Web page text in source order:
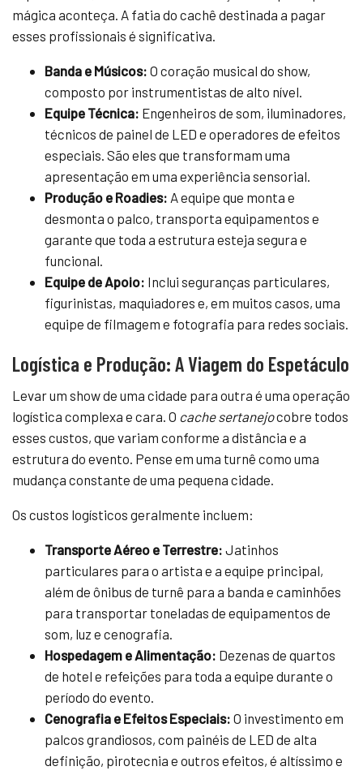
mágica aconteça. A fatia do cachê destinada a pagar
esses profissionais é significativa.
Banda e Músicos: O coração musical do show,
composto por instrumentistas de alto nível.
Equipe Técnica: Engenheiros de som, iluminadores,
técnicos de painel de LED e operadores de efeitos
especiais. São eles que transformam uma
apresentação em uma experiência sensorial.
Produção e Roadies: A equipe que monta e
desmonta o palco, transporta equipamentos e
garante que toda a estrutura esteja segura e
funcional.
Equipe de Apoio: Inclui seguranças particulares,
figurinistas, maquiadores e, em muitos casos, uma
equipe de filmagem e fotografia para redes sociais.
Logística e Produção: A Viagem do Espetáculo
Levar um show de uma cidade para outra é uma operação
logística complexa e cara. O cache sertanejocobre todos
esses custos, que variam conforme a distância e a
estrutura do evento. Pense em uma turnê como uma
mudança constante de uma pequena cidade.
Os custos logísticos geralmente incluem:
Transporte Aéreo e Terrestre: Jatinhos
particulares para o artista e a equipe principal,
além de ônibus de turnê para a banda e caminhões
para transportar toneladas de equipamentos de
som, luz e cenografia.
Hospedagem e Alimentação: Dezenas de quartos
de hotel e refeições para toda a equipe durante o
período do evento.
Cenografia e Efeitos Especiais: O investimento em
palcos grandiosos, com painéis de LED de alta
definição, pirotecnia e outros efeitos, é altíssimo e